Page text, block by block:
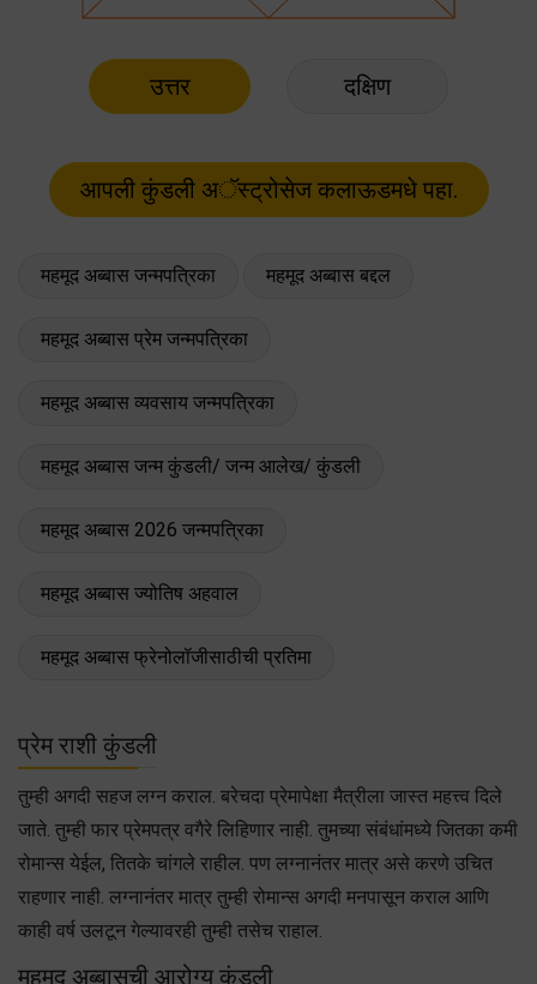
उत्तर दक्षिण
महमूद अब्बास जन्मपत्रिका महमूद अब्बास बद्दल
महमूद अब्बास प्रेम जन्मपत्रिका
महमूद अब्बास व्यवसाय जन्मपत्रिका
महमूद अब्बास जन्म कुंडली/ जन्म आलेख/ कुंडली
महमूद अब्बास 2026 जन्मपत्रिका
महमूद अब्बास ज्योतिष अहवाल
महमूद अब्बास फ्रेनोलॉजीसाठीची प्रतिमा
प्रेम राशी कुंडली
तुम्ही अगदी सहज लग्न कराल. बरेचदा प्रेमापेक्षा मैत्रीला जास्त महत्त्व दिले
जाते. तुम्ही फार प्रेमपत्र वगैरे लिहिणार नाही. तुमच्या संबंधांमध्ये जितका कमी
रोमान्स येईल, तितके चांगले राहील. पण लग्नानंतर मात्र असे करणे उचित
राहणार नाही. लग्नानंतर मात्र तुम्ही रोमान्स अगदी मनपासून कराल आणि
काही वर्ष उलटून गेल्यावरही तुम्ही तसेच राहाल.
महमूद अब्बासची आरोग्य कुंडली